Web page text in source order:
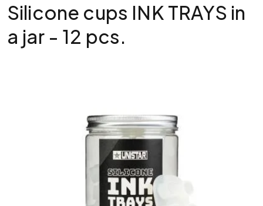
Silicone cups INK TRAYS in
a jar - 12 pcs.